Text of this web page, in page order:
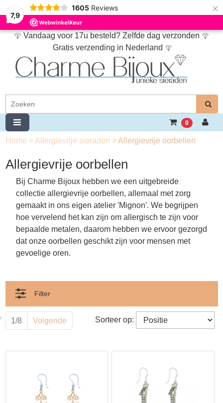
7,9
1605 Reviews ×
Vandaag voor 17u besteld? Zelfde dag verzonden
Gratis verzending in Nederland
0
Home >Allergievrije sieraden > Allergievrije oorbellen
Allergievrije oorbellen
Bij Charme Bijoux hebben we een uitgebreide
collectie allergievrije oorbellen, allemaal met zorg
gemaakt in ons eigen atelier 'Mignon'. We begrijpen
hoe vervelend het kan zijn om allergisch te zijn voor
bepaalde metalen, daarom hebben we ervoor gezorgd
dat onze oorbellen geschikt zijn voor mensen met
gevoelige oren.
Filter
Sorteer op:
1/8 Volgende